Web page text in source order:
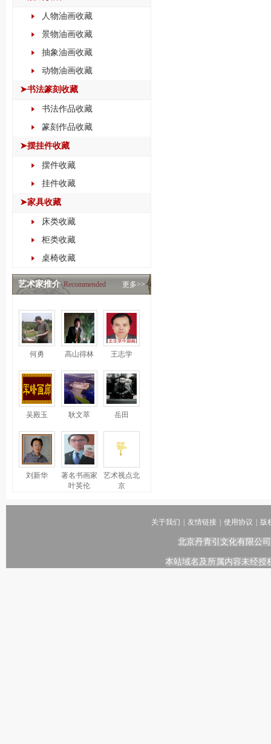
人物油画收藏
景物油画收藏
抽象油画收藏
动物油画收藏
➤书法篆刻收藏
书法作品收藏
篆刻作品收藏
➤摆挂件收藏
摆件收藏
挂件收藏
➤家具收藏
床类收藏
柜类收藏
桌椅收藏
艺术家推介 Recommended 更多>>
何勇 高山得林 王志学
吴殿玉 耿文萃 岳田
刘新华
著名书画家
叶英伦
艺术视点北
京
关于我们 友情链接 使用协议 版
北京丹青引文化有限公
本站域名及所属内容未经授